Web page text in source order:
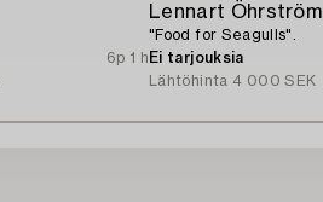
6p 1 h
Lennart Öhrström
"Food for Seagulls".
Ei tarjouksia
Lähtöhinta 4 000 SEK